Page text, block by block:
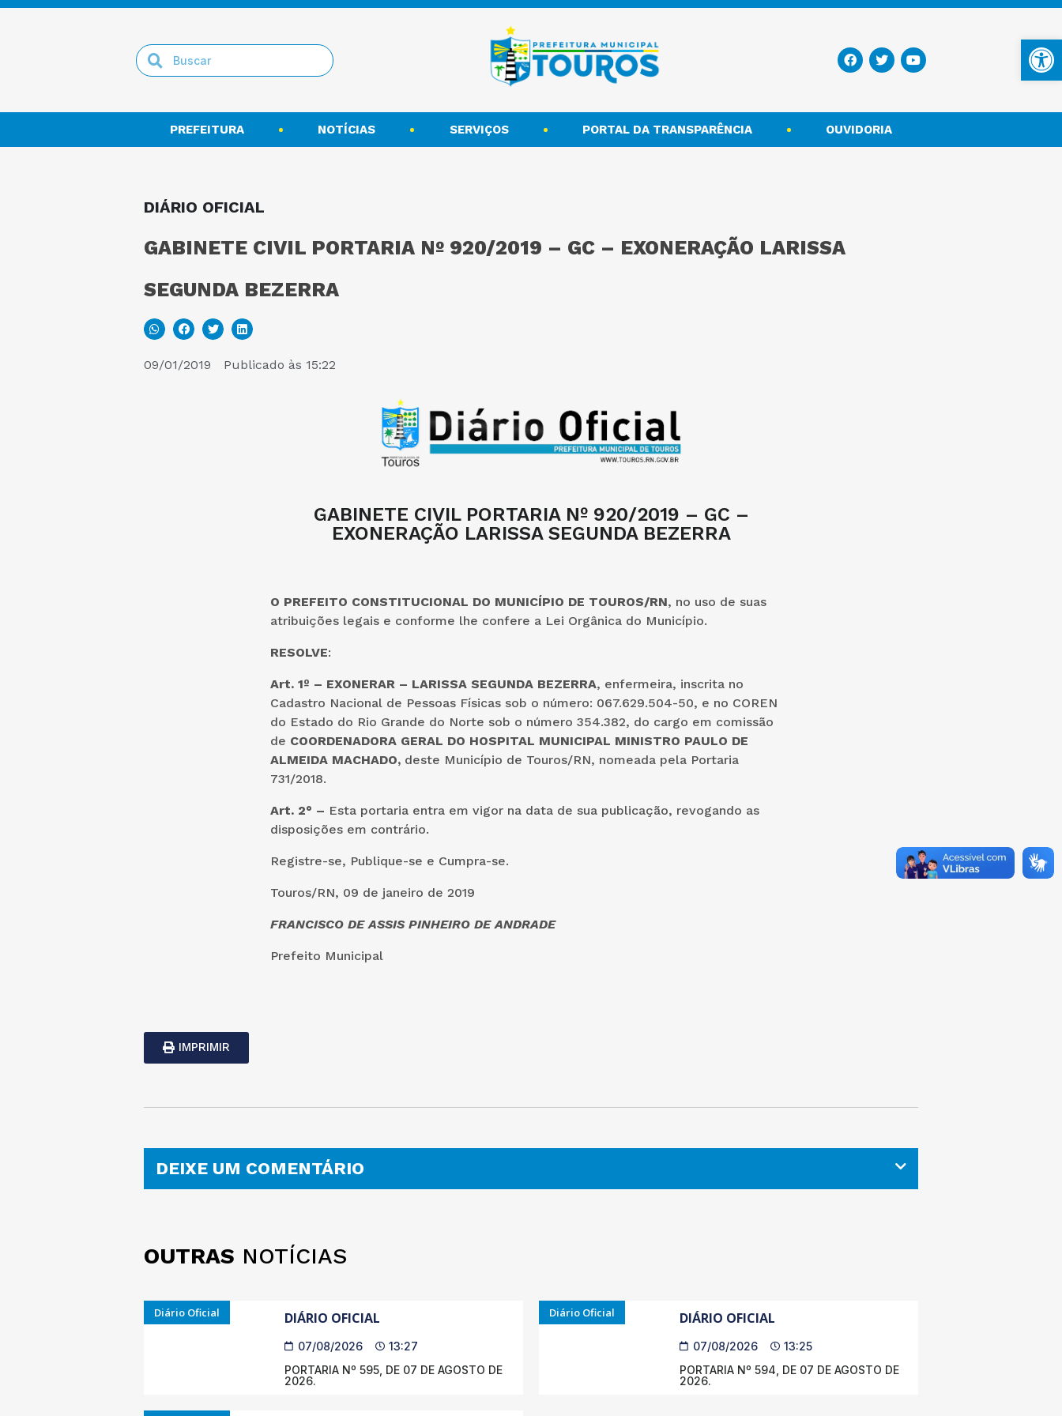
PREFEITURA NOTÍCIAS SERVIÇOS PORTAL DA TRANSPARÊNCIA OUVIDORIA
DIÁRIO OFICIAL
GABINETE CIVIL PORTARIA Nº 920/2019 – GC – EXONERAÇÃO LARISSA
SEGUNDA BEZERRA
09/01/2019 Publicado às 15:22
GABINETE CIVIL PORTARIA Nº 920/2019 – GC –
EXONERAÇÃO LARISSA SEGUNDA BEZERRA
O PREFEITO CONSTITUCIONAL DO MUNICÍPIO DE TOUROS/RN, no uso de suas
atribuições legais e conforme lhe confere a Lei Orgânica do Município.
RESOLVE:
Art. 1º – EXONERAR – LARISSA SEGUNDA BEZERRA, enfermeira, inscrita no
Cadastro Nacional de Pessoas Físicas sob o número: 067.629.504-50, e no COREN
do Estado do Rio Grande do Norte sob o número 354.382, do cargo em comissão
de COORDENADORA GERAL DO HOSPITAL MUNICIPAL MINISTRO PAULO DE
ALMEIDA MACHADO,deste Município de Touros/RN, nomeada pela Portaria
731/2018.
Art. 2° – Esta portaria entra em vigor na data de sua publicação, revogando as
disposições em contrário.
Registre-se, Publique-se e Cumpra-se.
Touros/RN, 09 de janeiro de 2019
FRANCISCO DE ASSIS PINHEIRO DE ANDRADE
Prefeito Municipal
IMPRIMIR
DEIXE UM COMENTÁRIO
OUTRAS NOTÍCIAS
Diário Oficial DIÁRIO OFICIAL
07/08/2026
13:27
PORTARIA Nº 595, DE 07 DE AGOSTO DE
2026.
Diário Oficial DIÁRIO OFICIAL
07/08/2026
13:25
PORTARIA Nº 594, DE 07 DE AGOSTO DE
2026.